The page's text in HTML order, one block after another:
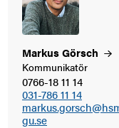
MarkusGörsch
Kommunikatör
0766-18 11 14
031-786 11 14
gu.se